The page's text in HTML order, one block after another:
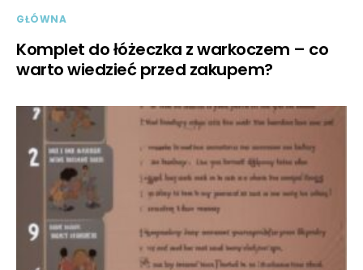
GŁÓWNA
Komplet do łóżeczka z warkoczem – co
warto wiedzieć przed zakupem?